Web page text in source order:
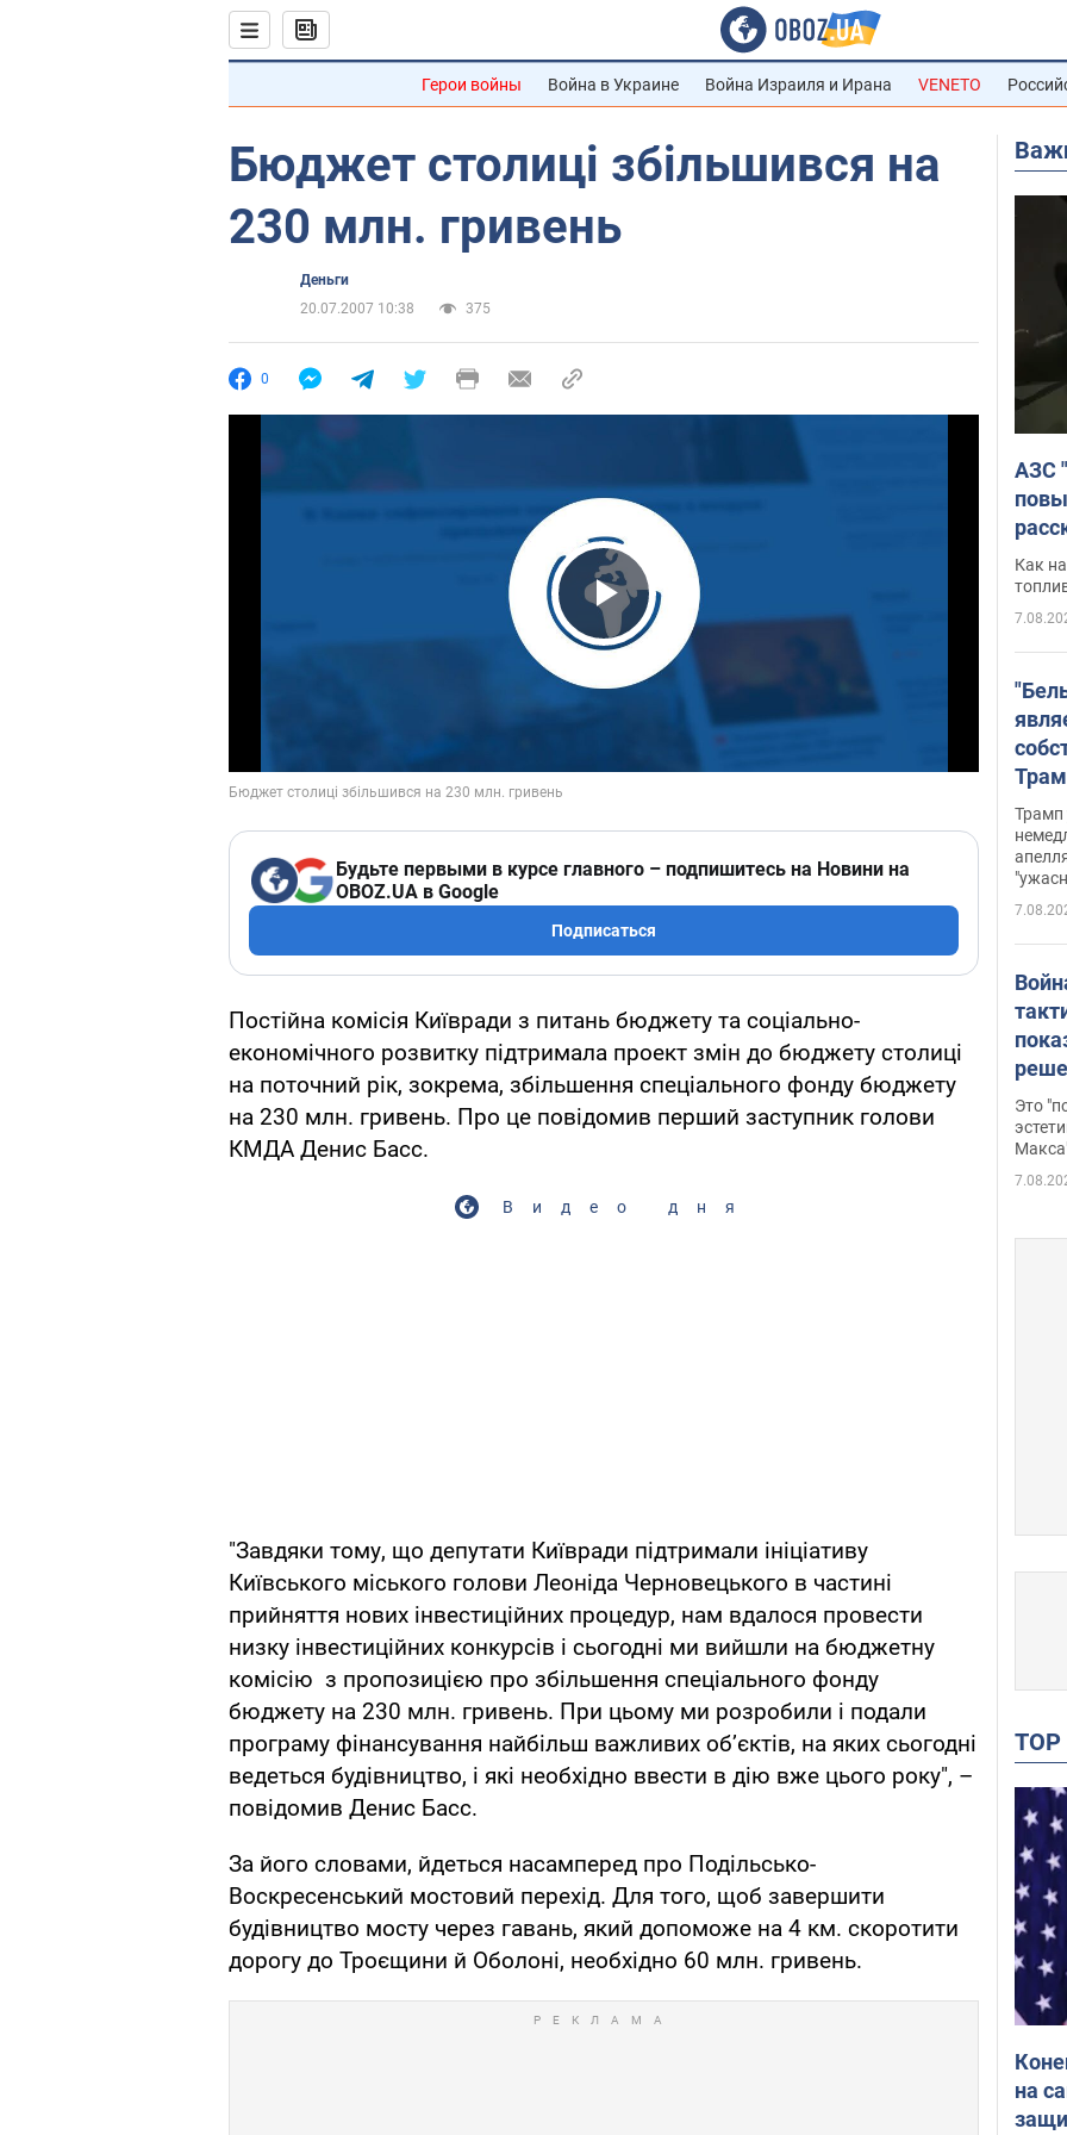
Герои войны Война в Украине Война Израиля и Ирана VENETO
Бюджет столиці збільшився на
230 млн. гривень
Деньги
20.07.2007 10:38
375
0
Play Video
Будьте первыми в курсе главного – подпишитесь на Новини на
OBOZ.UA в Google
Подписаться
Постійна комісія Київради з питань бюджету та соціально-
економічного розвитку підтримала проект змін до бюджету столиці
на поточний рік, зокрема, збільшення спеціального фонду бюджету
на 230 млн. гривень. Про це повідомив перший заступник голови
КМДА Денис Басс.
Видео дня
"Завдяки тому, що депутати Київради підтримали ініціативу
Київського міського голови Леоніда Черновецького в частині
прийняття нових інвестиційних процедур, нам вдалося провести
низку інвестиційних конкурсів і сьогодні ми вийшли на бюджетну
комісію з пропозицією про збільшення спеціального фонду
бюджету на 230 млн. гривень. При цьому ми розробили і подали
програму фінансування найбільш важливих об’єктів, на яких сьогодні
ведеться будівництво, і які необхідно ввести в дію вже цього року", –
повідомив Денис Басс.
За його словами, йдеться насамперед про Подільсько-
Воскресенський мостовий перехід. Для того, щоб завершити
будівництво мосту через гавань, який допоможе на 4 км. скоротити
дорогу до Троєщини й Оболоні, необхідно 60 млн. гривень.
АЗС
Как
Трамп
Это
на